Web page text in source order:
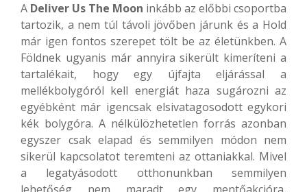
A Deliver Us The Moon inkább az előbbi csoportba
tartozik, a nem túl távoli jövőben járunk és a Hold
már igen fontos szerepet tölt be az életünkben. A
Földnek ugyanis már annyira sikerült kimeríteni a
tartalékait, hogy egy újfajta eljárással a
mellékbolygóról kell energiát haza sugározni az
egyébként már igencsak elsivatagosodott egykori
kék bolygóra. A nélkülözhetetlen forrás azonban
egyszer csak elapad és semmilyen módon nem
sikerül kapcsolatot teremteni az ottaniakkal. Mivel
a legatyásodott otthonunkban semmilyen